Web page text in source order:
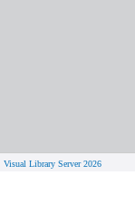
Visual Library Server 2026